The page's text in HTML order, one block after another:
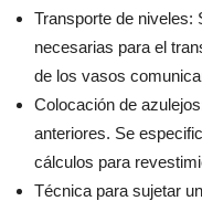
Transporte de niveles:
necesarias para el
de los vasos
Colocación de
anteriores. Se
cálculos para
Técnica para sujetar